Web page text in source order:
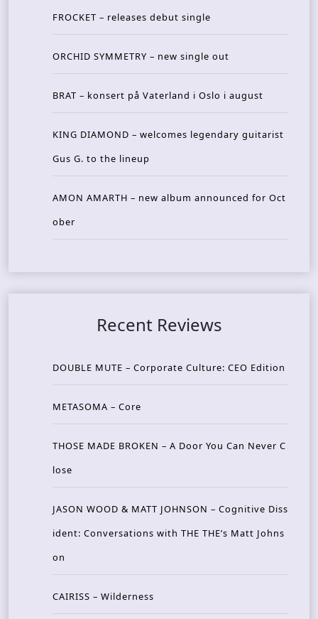
FROCKET – releases debut single
ORCHID SYMMETRY – new single out
BRAT – konsert på Vaterland i Oslo i august
KING DIAMOND – welcomes legendary guitarist
Gus G. to the lineup
AMON AMARTH – new album announced for Oct
ober
Recent Reviews
DOUBLE MUTE – Corporate Culture: CEO Edition
METASOMA – Core
THOSE MADE BROKEN – A Door You Can Never C
lose
JASON WOOD & MATT JOHNSON – Cognitive Diss
ident: Conversations with THE THE’s Matt Johns
on
CAIRISS – Wilderness